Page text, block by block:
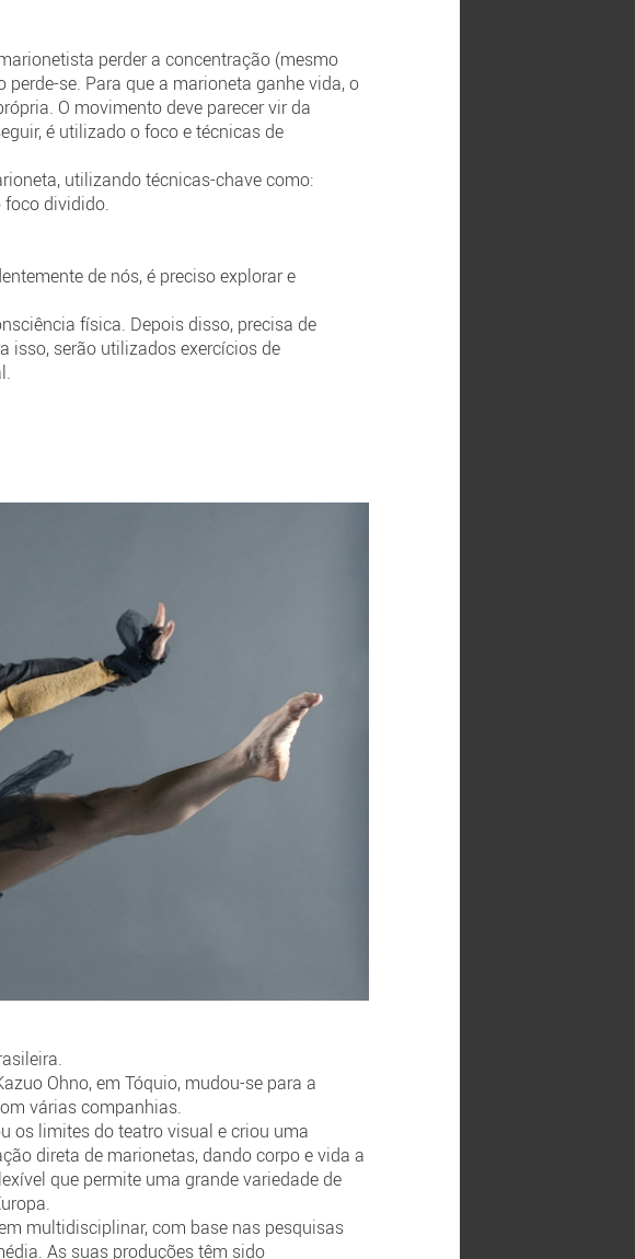
perder a concentração (mesmo
se. Para que a marioneta ganhe vida, o
O movimento deve parecer vir da
é utilizado o foco e técnicas de
utilizando técnicas-chave como:
foco dividido.
de nós, é preciso explorar e
física. Depois disso, precisa de
isso, serão utilizados exercícios de
Ohno, em Tóquio, mudou-se para a
várias companhias.
os limites do teatro visual e criou uma
direta de marionetas, dando corpo e vida a
que permite uma grande variedade de
multidisciplinar, com base nas pesquisas
As suas produções têm sido